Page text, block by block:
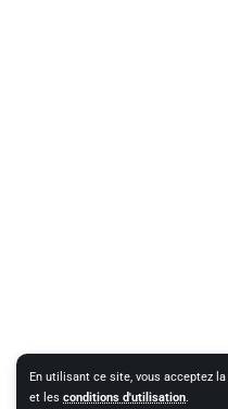
En utilisant ce site, vous acceptez la
et les conditions d'utilisation.